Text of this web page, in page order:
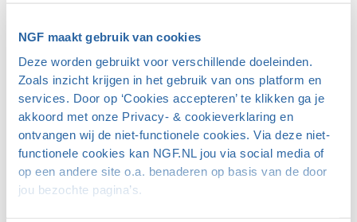
NGF maakt gebruik van cookies
Deze worden gebruikt voor verschillende doeleinden.
Zoals inzicht krijgen in het gebruik van ons platform en
services. Door op ‘Cookies accepteren’ te klikken ga je
akkoord met onze Privacy- & cookieverklaring en
ontvangen wij de niet-functionele cookies. Via deze niet-
functionele cookies kan NGF.NL jou via social media of
op een andere site o.a. benaderen op basis van de door
jou bezochte pagina’s.
gaan. Altijd met een ouder erbij die zelf golft. Dat is
beter dan wanneer ze hun kind afzetten en ondertussen
boodschappen gaan doen.”
Ledenstop
Aldewereld: “We lopen dan helaas tegen de beperking
aan dat we de ouders die beginnen met golf of zelf nog
bij een andere club golfen, geen lid kunnen maken of